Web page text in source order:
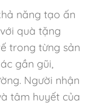
năng tạo ấn
quà tặng
trong từng sản
gần gũi,
Người nhận
tâm huyết của